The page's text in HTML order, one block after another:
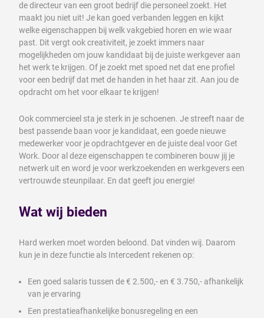
de directeur van een groot bedrijf die personeel zoekt. Het
maakt jou niet uit! Je kan goed verbanden leggen en kijkt
welke eigenschappen bij welk vakgebied horen en wie waar
past. Dit vergt ook creativiteit, je zoekt immers naar
mogelijkheden om jouw kandidaat bij de juiste werkgever aan
het werk te krijgen. Of je zoekt met spoed net dat ene profiel
voor een bedrijf dat met de handen in het haar zit. Aan jou de
opdracht om het voor elkaar te krijgen!
Ook commercieel sta je sterk in je schoenen. Je streeft naar de
best passende baan voor je kandidaat, een goede nieuwe
medewerker voor je opdrachtgever en de juiste deal voor Get
Work. Door al deze eigenschappen te combineren bouw jij je
netwerk uit en word je voor werkzoekenden en werkgevers een
vertrouwde steunpilaar. En dat geeft jou energie!
Wat wij bieden
Hard werken moet worden beloond. Dat vinden wij. Daarom
kun je in deze functie als Intercedent rekenen op:
Een goed salaris tussen de € 2.500,- en € 3.750,- afhankelijk
van je ervaring
Een prestatieafhankelijke bonusregeling en een